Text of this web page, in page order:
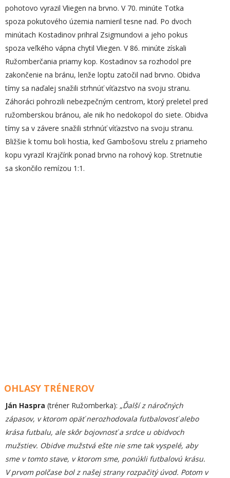
pohotovo vyrazil Vliegen na brvno. V 70. minúte Totka
spoza pokutového územia namieril tesne nad. Po dvoch
minútach Kostadinov prihral Zsigmundovi a jeho pokus
spoza veľkého vápna chytil Vliegen. V 86. minúte získali
Ružomberčania priamy kop. Kostadinov sa rozhodol pre
zakončenie na bránu, lenže loptu zatočil nad brvno. Obidva
tímy sa naďalej snažili strhnúť víťazstvo na svoju stranu.
Záhoráci pohrozili nebezpečným centrom, ktorý preletel pred
ružomberskou bránou, ale nik ho nedokopol do siete. Obidva
tímy sa v závere snažili strhnúť víťazstvo na svoju stranu.
Bližšie k tomu boli hostia, keď Gambošovu strelu z priameho
kopu vyrazil Krajčírik ponad brvno na rohový kop. Stretnutie
sa skončilo remízou 1:1.
OHLASY TRÉNEROV
Ján Haspra (tréner Ružomberka): „Ďalší z náročných
zápasov, v ktorom opäť nerozhodovala futbalovosť alebo
krása futbalu, ale skôr bojovnosť a srdce u obidvoch
mužstiev. Obidve mužstvá ešte nie sme tak vyspelé, aby
sme v tomto stave, v ktorom sme, ponúkli futbalovú krásu.
V prvom polčase bol z našej strany rozpačitý úvod. Potom v